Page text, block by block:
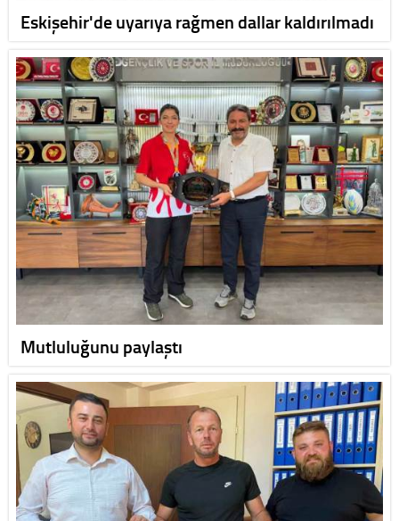
Eskişehir'de uyarıya rağmen dallar kaldırılmadı
Mutluluğunu paylaştı